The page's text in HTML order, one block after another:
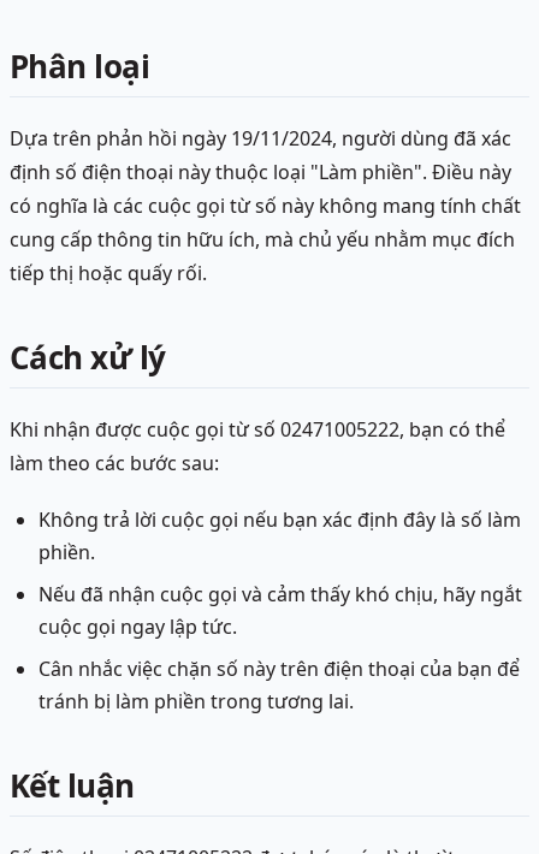
Phân loại
Dựa trên phản hồi ngày 19/11/2024, người dùng đã xác
định số điện thoại này thuộc loại "Làm phiền". Điều này
có nghĩa là các cuộc gọi từ số này không mang tính chất
cung cấp thông tin hữu ích, mà chủ yếu nhằm mục đích
tiếp thị hoặc quấy rối.
Cách xử lý
Khi nhận được cuộc gọi từ số 02471005222, bạn có thể
làm theo các bước sau:
Không trả lời cuộc gọi nếu bạn xác định đây là số làm
phiền.
Nếu đã nhận cuộc gọi và cảm thấy khó chịu, hãy ngắt
cuộc gọi ngay lập tức.
Cân nhắc việc chặn số này trên điện thoại của bạn để
tránh bị làm phiền trong tương lai.
Kết luận